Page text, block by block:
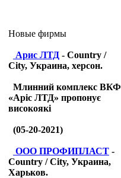
Новые фирмы
Арис ЛТД - Country /
City, Украина, херсон.
Млинний комплекс ВКФ
«Аріс ЛТД» пропонує
високоякі
(05-20-2021)
ООО ПРОФИПЛАСТ -
Country / City, Украина,
Харьков.